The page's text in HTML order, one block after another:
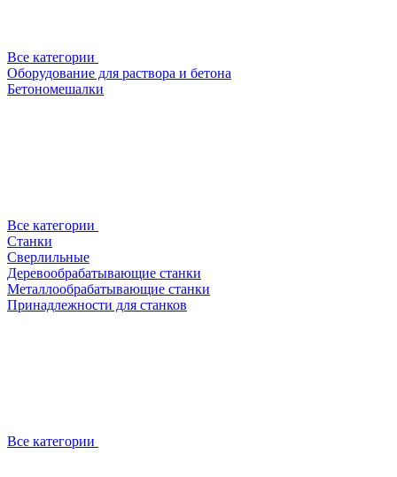
Все категории
Оборудование для раствора и бетона
Бетономешалки
Все категории
Станки
Сверлильные
Деревообрабатывающие станки
Металлообрабатывающие станки
Принадлежности для станков
Все категории